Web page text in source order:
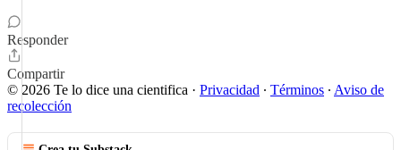
Responder
Compartir
© 2026 Te lo dice una cientifica · Privacidad ∙ Términos ∙ Aviso de
recolección